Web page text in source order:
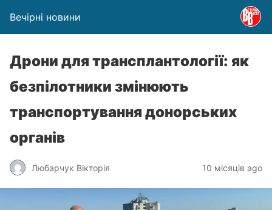
Вечірні новини
Дрони для трансплантології: як
безпілотники змінюють
транспортування донорських
органів
Любарчук Вікторія 10 місяців ago